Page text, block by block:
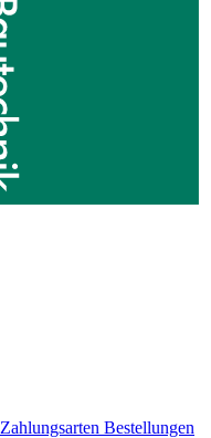
Zahlungsarten Bestellungen